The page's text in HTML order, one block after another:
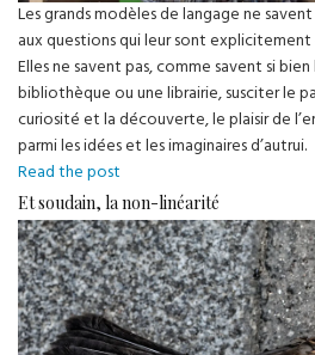
Les grands modèles de langage ne
aux questions qui leur sont
Elles ne savent pas, comme savent si
bibliothèque ou une librairie, susciter le
curiosité et la découverte, le plaisir de
parmi les idées et les imaginaires d’autrui.
Read the post
de
la
pensée
Et soudain, la non-linéarité